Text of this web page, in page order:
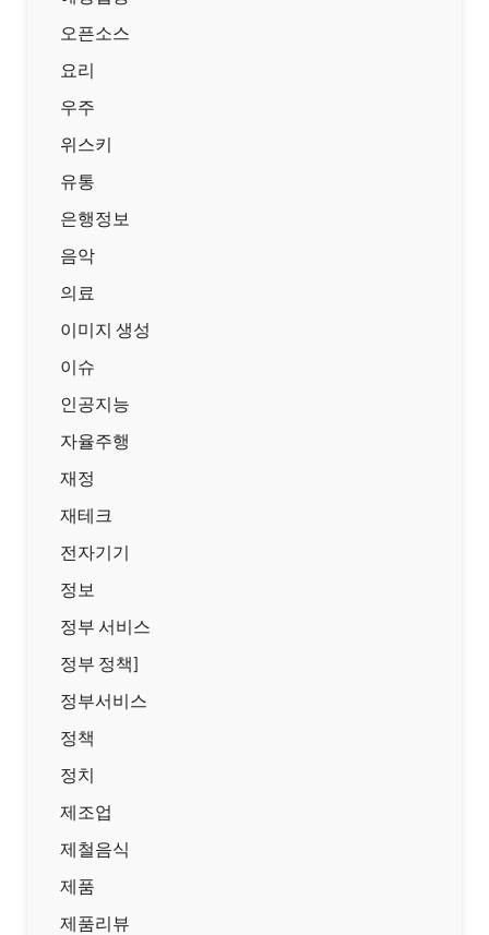
오픈소스
요리
우주
위스키
유통
은행정보
음악
의료
이미지 생성
이슈
인공지능
자율주행
재정
재테크
전자기기
정보
정부 서비스
정부 정책]
정부서비스
정책
정치
제조업
제철음식
제품
제품리뷰